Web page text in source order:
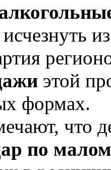
этой
формах.
что
по